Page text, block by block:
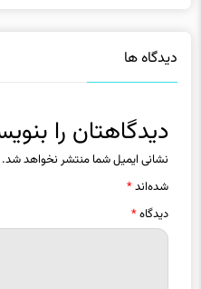
نشانی ایمیل شما منتشر نخواهد شد.
شده‌اند*
دیدگاه*